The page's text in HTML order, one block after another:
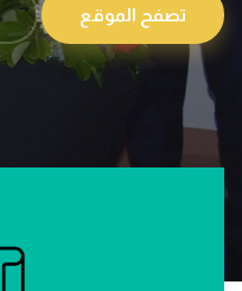
تصفح الموقع